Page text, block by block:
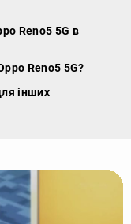
Reno5 5G в
Reno5 5G?
інших